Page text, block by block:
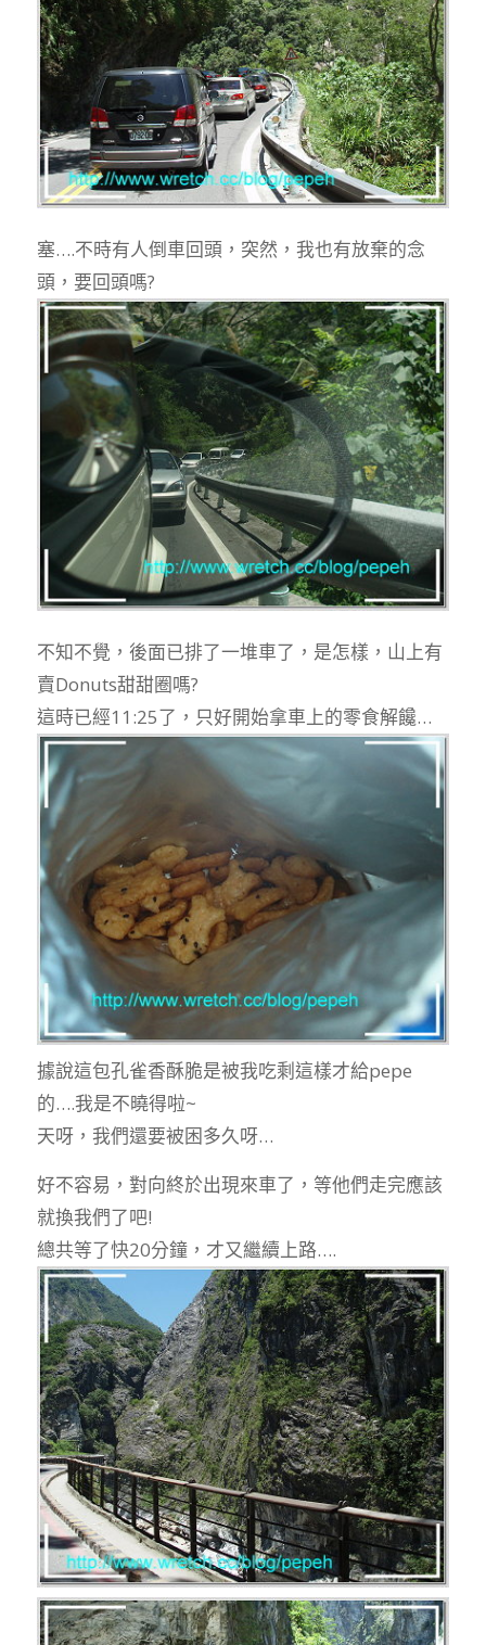
塞….不時有人倒車回頭，突然，我也有放棄的念
頭，要回頭嗎?
不知不覺，後面已排了一堆車了，是怎樣，山上有
賣Donuts甜甜圈嗎?
這時已經11:25了，只好開始拿車上的零食解饞…
據說這包孔雀香酥脆是被我吃剩這樣才給pepe
的….我是不曉得啦~
天呀，我們還要被困多久呀…
好不容易，對向終於出現來車了，等他們走完應該
就換我們了吧!
總共等了快20分鐘，才又繼續上路….